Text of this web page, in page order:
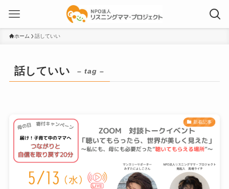
ホーム 話していい
話していい – tag –
新着記事